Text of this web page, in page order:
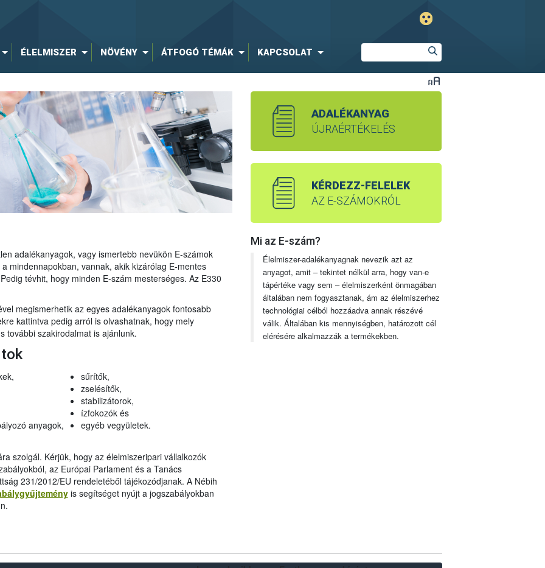
ÉLELMISZER NÖVÉNY ÁTFOGÓ TÉMÁK KAPCSOLAT
adalékanyagok, vagy ismertebb nevükön E-számok
mindennapokban, vannak, akik kizárólag E-mentes
tévhit, hogy minden E-szám mesterséges. Az E330
megismerhetik az egyes adalékanyagok fontosabb
kattintva pedig arról is olvashatnak, hogy mely
további szakirodalmat is ajánlunk.
anyagok,
sűrítők,
zselésítők,
stabilizátorok,
ízfokozók és
egyéb vegyületek.
szolgál. Kérjük, hogy az élelmiszeripari vállalkozók
az Európai Parlament és a Tanács
231/2012/EU rendeletéből tájékozódjanak. A Nébih
is segítséget nyújt a jogszabályokban
ADALÉKANYAG
ÚJRAÉRTÉKELÉS
KÉRDEZZ-FELELEK
AZ E-SZÁMOKRÓL
Mi az E-szám?
Élelmiszer-adalékanyagnak nevezik azt az
anyagot, amit – tekintet nélkül arra, hogy van-e
tápértéke vagy sem – élelmiszerként önmagában
általában nem fogyasztanak, ám az élelmiszerhez
technológiai célból hozzáadva annak részévé
válik. Általában kis mennyiségben, határozott cél
elérésére alkalmazzák a termékekben.